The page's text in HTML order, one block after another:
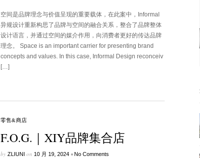
空间是品牌理念与价值呈现的重要载体，在此案中，Informal
异规设计重新构思了品牌与空间的融合关系，整合了品牌整体
设计语言，并通过空间的媒介作用，向消费者更好的传达品牌
理念。 Space is an important carrier for presenting brand
concepts and values. In this case, Informal Design reconceiv
[…]
零售&商店
F.O.G.｜XIY品牌集合店
by ZLIUNI on 10 月 19, 2024 •No Comments